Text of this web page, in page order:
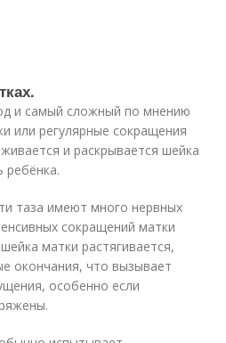
и самый сложный по мнению
или регулярные сокращения
и раскрывается шейка
ребёнка.
таза имеют много нервных
сокращений матки
матки растягивается,
окончания, что вызывает
особенно если